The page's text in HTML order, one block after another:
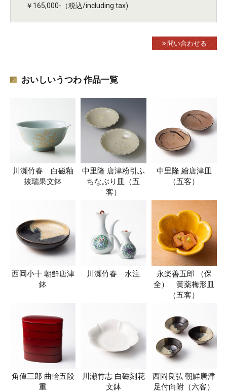
￥165,000-（税込/including tax)
問い合わせる
おいしいうつわ 作品一覧
川瀬竹春 白磁釉
抜瑞果文鉢
中里隆 唐津粉引ふ
ちなぶり皿（五
客）
中里隆 繪唐津皿
（五客）
西岡小十 朝鮮唐津
鉢
川瀬竹春 水注
永楽善五郎 （保
全） 黄薬梅形皿
（五客）
角偉三郎 曲輪五段
重
川瀬竹志 白磁刻花
文鉢
西岡良弘 朝鮮唐津
足付向附（六客）